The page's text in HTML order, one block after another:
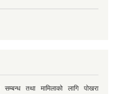
सम्बन्ध तथा मामिलाको लागि पोखरा